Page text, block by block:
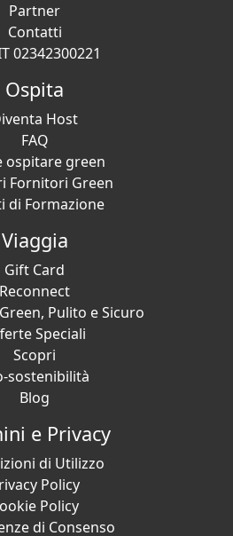
Partner
Contatti
02342300221
Ospita
Host
FAQ
ospitare green
Fornitori Green
di Formazione
Viaggia
Gift Card
Reconnect
Pulito e Sicuro
Speciali
Scopri
sostenibilità
Blog
e Privacy
di Utilizzo
Policy
Policy
di Consenso